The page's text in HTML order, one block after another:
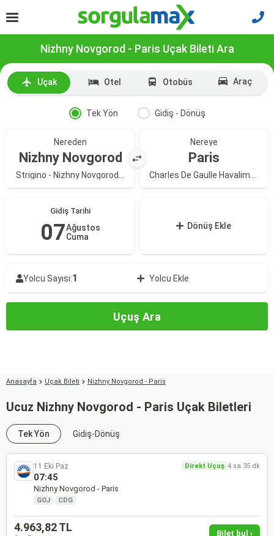
Nizhny Novgorod - Paris Uçak Bileti Ara
Uçak Otel Otobüs Araç
Tek Yön Gidiş - Dönüş
Nereden
Nizhny Novgorod
Nereye
Paris
Gidiş Tarihi
07Ağustos
Cuma
Dönüş Ekle
Yolcu Sayısı:1 Yolcu Ekle
Uçuş Ara
Anasayfa Uçak Bileti Nizhny Novgorod - Paris
Ucuz Nizhny Novgorod - Paris Uçak Biletleri
Tek Yön Gidiş-Dönüş
11 Eki Paz Direkt Uçuş 4 sa 35 dk
07:45
Nizhny Novgorod - Paris
GOJ · CDG
4.963,82 TL Bilet bul ›